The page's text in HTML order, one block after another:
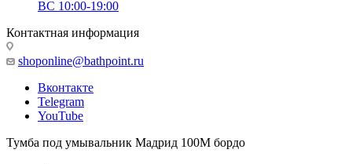
ВС 10:00-19:00
Контактная информация
shoponline@bathpoint.ru
Вконтакте
Telegram
YouTube
Тумба под умывальник Мадрид 100М бордо